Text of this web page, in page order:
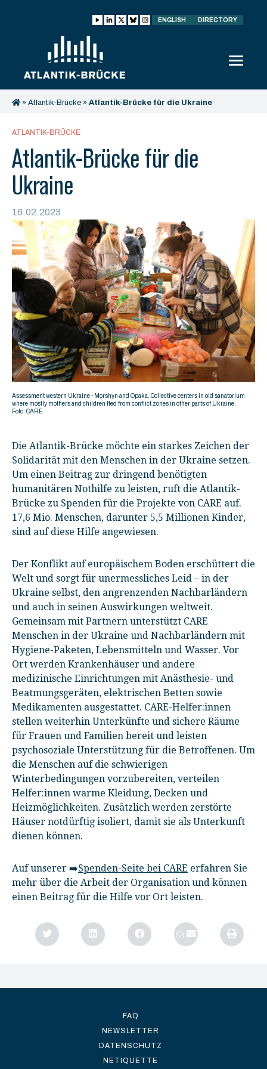
ENGLISH DIRECTORY
» Atlantik-Brücke » Atlantik-Brücke für die Ukraine
ATLANTIK-BRÜCKE
Atlantik-Brücke für die
Ukraine
16.02.2023
Assessment western Ukraine - Morshyn and Opaka. Collective centers in old sanatorium
where mostly mothers and children fled from conflict zones in other parts of Ukraine.
Foto: CARE
Die Atlantik-Brücke möchte ein starkes Zeichen der
Solidarität mit den Menschen in der Ukraine setzen.
Um einen Beitrag zur dringend benötigten
humanitären Nothilfe zu leisten, ruft die Atlantik-
Brücke zu Spenden für die Projekte von CARE auf.
17,6 Mio. Menschen, darunter 5,5 Millionen Kinder,
sind auf diese Hilfe angewiesen.
Der Konflikt auf europäischem Boden erschüttert die
Welt und sorgt für unermessliches Leid – in der
Ukraine selbst, den angrenzenden Nachbarländern
und auch in seinen Auswirkungen weltweit.
Gemeinsam mit Partnern unterstützt CARE
Menschen in der Ukraine und Nachbarländern mit
Hygiene-Paketen, Lebensmitteln und Wasser. Vor
Ort werden Krankenhäuser und andere
medizinische Einrichtungen mit Anästhesie- und
Beatmungsgeräten, elektrischen Betten sowie
Medikamenten ausgestattet. CARE-Helfer:innen
stellen weiterhin Unterkünfte und sichere Räume
für Frauen und Familien bereit und leisten
psychosoziale Unterstützung für die Betroffenen. Um
die Menschen auf die schwierigen
Winterbedingungen vorzubereiten, verteilen
Helfer:innen warme Kleidung, Decken und
Heizmöglichkeiten. Zusätzlich werden zerstörte
Häuser notdürftig isoliert, damit sie als Unterkunft
dienen können.
Auf unserer ➡️Spenden-Seite bei CARE erfahren Sie
mehr über die Arbeit der Organisation und können
einen Beitrag für die Hilfe vor Ort leisten.
FAQ
NEWSLETTER
DATENSCHUTZ
NETIQUETTE